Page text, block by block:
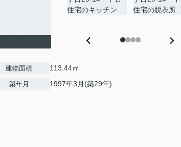
建物面積 113.44㎡
築年月 1997年3月(築29年)